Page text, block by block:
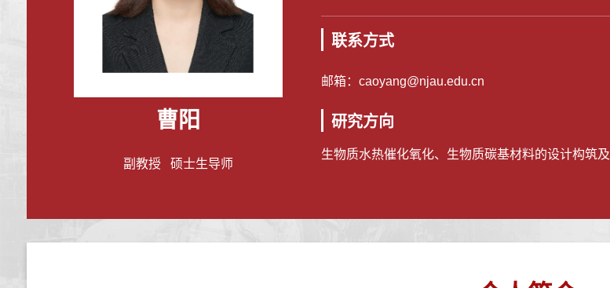
曹阳
副教授 硕士生导师
联系方式
邮箱： caoyang@njau.edu.cn
研究方向
生物质水热催化氧化、生物质碳基材料的设计构筑